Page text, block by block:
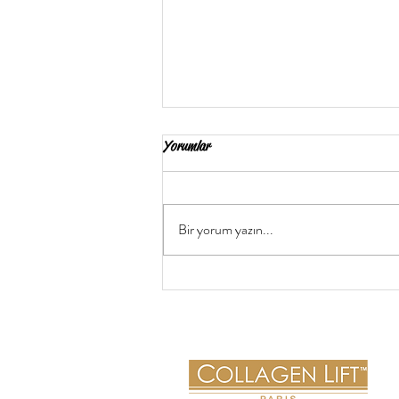
Saçları Güçlendiren 5 Besin!
Yorumlar
Bir yorum yazın...